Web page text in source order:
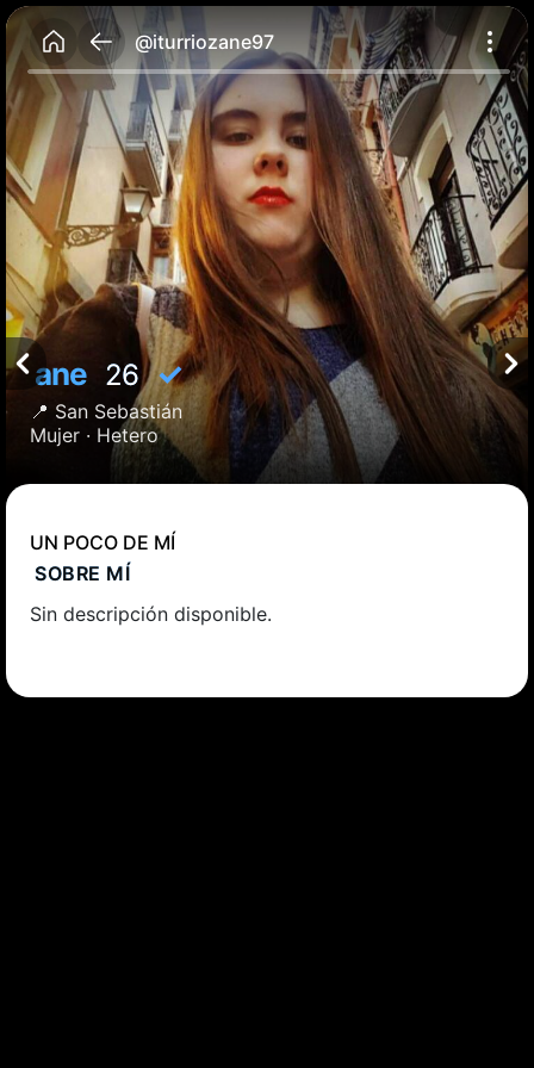
@iturriozane97
ane 26✓
📍 San Sebastián
Mujer · Hetero
UN POCO DE MÍ
SOBRE MÍ
Sin descripción disponible.